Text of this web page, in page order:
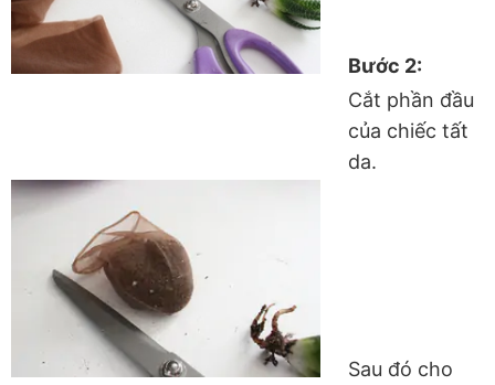
Bước 2:
Cắt phần đầu
của chiếc tất
da.
Sau đó cho